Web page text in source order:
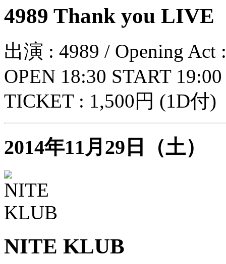
4989 Thank you LIVE
出演 : 4989 / Opening Act
OPEN 18:30 START 19:00
TICKET : 1,500円 (1D付)
2014年11月29日（土）
NITE KLUB